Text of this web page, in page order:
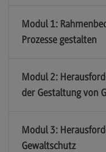
Modul 1:
Prozesse gestalten
Modul 2:
der Gestaltung von
Modul 3:
Gewaltschutz